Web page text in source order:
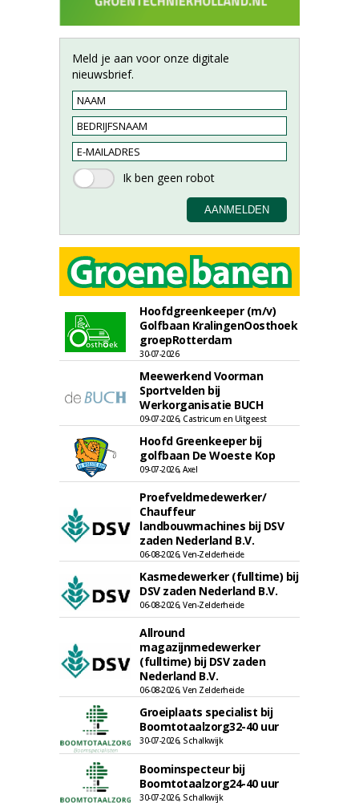
Meld je aan voor onze digitale
nieuwsbrief.
Hoofdgreenkeeper (m/v)
Golfbaan KralingenOosthoek
groepRotterdam
30-07-2026
Meewerkend Voorman
Sportvelden bij
Werkorganisatie BUCH
09-07-2026, Castricum en Uitgeest
Hoofd Greenkeeper bij
golfbaan De Woeste Kop
09-07-2026, Axel
Proefveldmedewerker/
Chauffeur
landbouwmachines bij DSV
zaden Nederland B.V.
06-08-2026, Ven-Zelderheide
Kasmedewerker (fulltime) bij
DSV zaden Nederland B.V.
06-08-2026, Ven-Zelderheide
Allround
magazijnmedewerker
(fulltime) bij DSV zaden
Nederland B.V.
06-08-2026, Ven Zelderheide
Groeiplaats specialist bij
Boomtotaalzorg32-40 uur
30-07-2026, Schalkwijk
Boominspecteur bij
Boomtotaalzorg24-40 uur
30-07-2026, Schalkwijk